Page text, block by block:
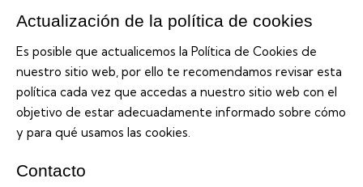
Actualización de la política de cookies
Es posible que actualicemos la Política de Cookies de
nuestro sitio web, por ello te recomendamos revisar esta
política cada vez que accedas a nuestro sitio web con el
objetivo de estar adecuadamente informado sobre cómo
y para qué usamos las cookies.
Contacto